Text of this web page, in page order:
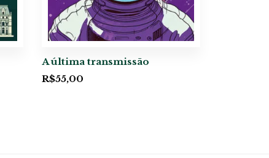
A última transmissão
R$55,00